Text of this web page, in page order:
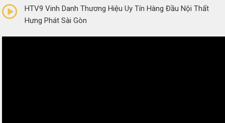
HTV9 Vinh Danh Thương Hiệu Uy Tín Hàng Đầu Nội Thất
Hưng Phát Sài Gòn